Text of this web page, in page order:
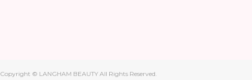
Copyright © LANGHAM BEAUTY All Rights Reserved.